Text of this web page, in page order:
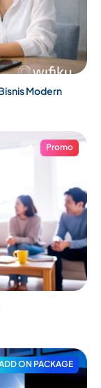
Modern
Promo
ON PACKAGE